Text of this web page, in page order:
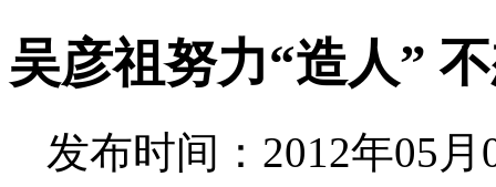
吴彦祖努力“造人”
发布时间：2012年05月